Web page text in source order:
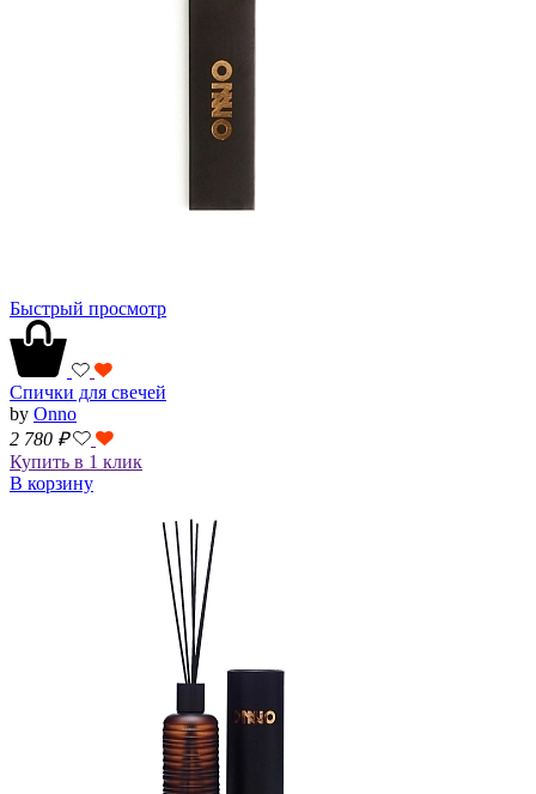
Быстрый просмотр
Спички для свечей
by Onno
2 780 ₽
Купить в 1 клик
В корзину